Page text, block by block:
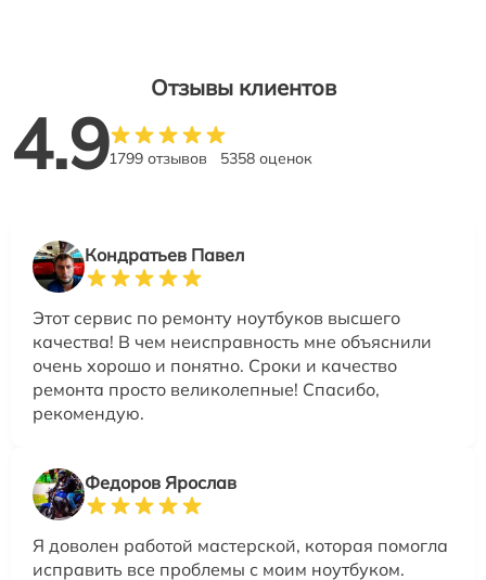
Отзывы клиентов
4.91799 отзывов 5358 оценок
Кондратьев Павел
Этот сервис по ремонту ноутбуков высшего
качества! В чем неисправность мне объяснили
очень хорошо и понятно. Сроки и качество
ремонта просто великолепные! Спасибо,
рекомендую.
Федоров Ярослав
Я доволен работой мастерской, которая помогла
исправить все проблемы с моим ноутбуком.